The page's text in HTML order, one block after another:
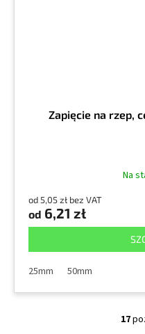
Zapięcie na rzep,
Na
od 5,05 zł bez VAT
od 6,21 zł
25mm 50mm
17